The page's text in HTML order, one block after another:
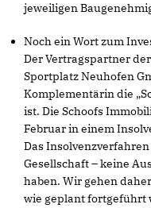
jeweiligen
Noch ein Wort zum
Der Vertragspartner
Sportplatz Neuhofen
Komplementärin die
ist. Die Schoofs
Februar in einem
Das
Gesellschaft – keine
haben. Wir gehen
wie geplant fortgeführt